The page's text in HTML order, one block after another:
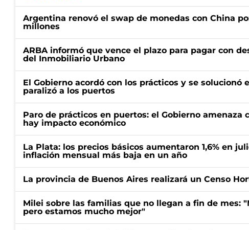
Argentina renovó el swap de monedas con China
millones
ARBA informó que vence el plazo para pagar con
del Inmobiliario Urbano
El Gobierno acordó con los prácticos y se solucionó
paralizó a los puertos
Paro de prácticos en puertos: el Gobierno amenaza
hay impacto económico
La Plata: los precios básicos aumentaron 1,6% en
inflación mensual más baja en un año
La provincia de Buenos Aires realizará un Censo
Milei sobre las familias que no llegan a fin de mes:
pero estamos mucho mejor"